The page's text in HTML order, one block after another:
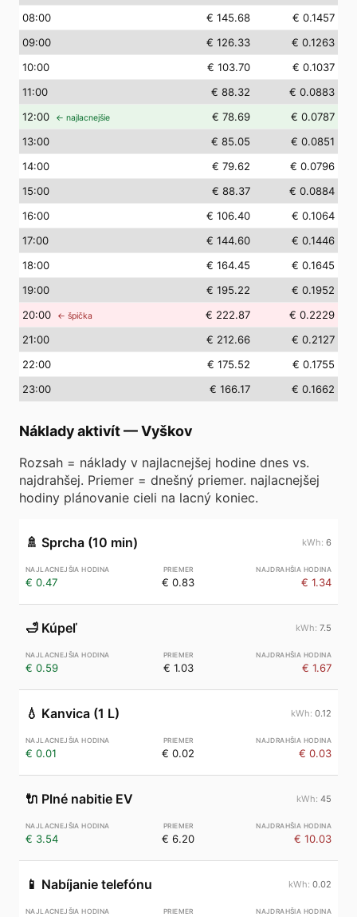
08:00 € 145.68
€ 0.1457
09:00 € 126.33
€ 0.1263
10:00 € 103.70
€ 0.1037
11:00 € 88.32
€ 0.0883
12:00 ← najlacnejšie € 78.69
€ 0.0787
13:00 € 85.05
€ 0.0851
14:00 € 79.62
€ 0.0796
15:00 € 88.37
€ 0.0884
16:00 € 106.40
€ 0.1064
17:00 € 144.60
€ 0.1446
18:00 € 164.45
€ 0.1645
19:00 € 195.22
€ 0.1952
20:00 ← špička € 222.87
€ 0.2229
21:00 € 212.66
€ 0.2127
22:00 € 175.52
€ 0.1755
23:00 € 166.17 € 0.1662
Náklady aktivít—Vyškov
Rozsah = náklady v najlacnejšej hodine dnes vs.
najdrahšej. Priemer = dnešný priemer. najlacnejšej
hodiny plánovanie cieli na lacný koniec.
🚿 Sprcha (10 min) 6
€ 0.47 € 0.83 € 1.34
🛁 Kúpeľ 7.5
€ 0.59 € 1.03 € 1.67
💧 Kanvica (1 L) 0.12
€ 0.01 € 0.02 € 0.03
🔌 Plné nabitie EV 45
€ 3.54 € 6.20 € 10.03
📱 Nabíjanie telefónu 0.02